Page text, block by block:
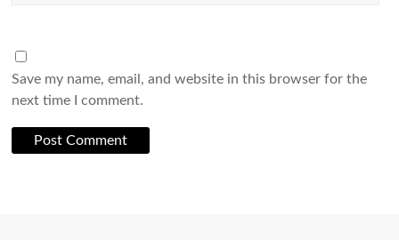
Save my name, email, and website in this browser for the
next time I comment.